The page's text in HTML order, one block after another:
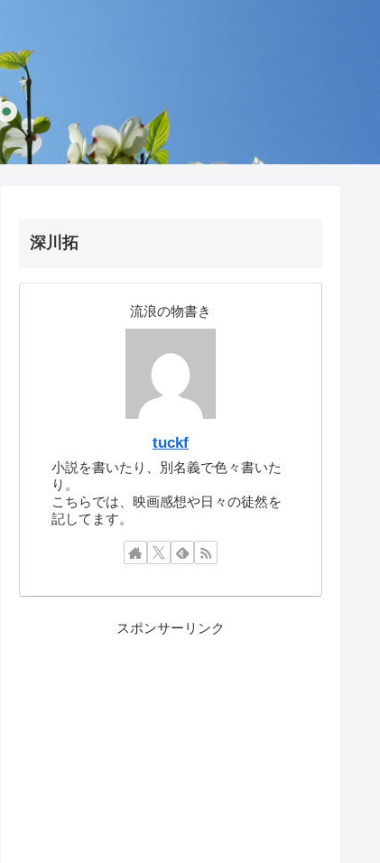
深川拓
流浪の物書き
tuckf
小説を書いたり、別名義で色々書いた
り。
こちらでは、映画感想や日々の徒然を
記してます。
スポンサーリンク